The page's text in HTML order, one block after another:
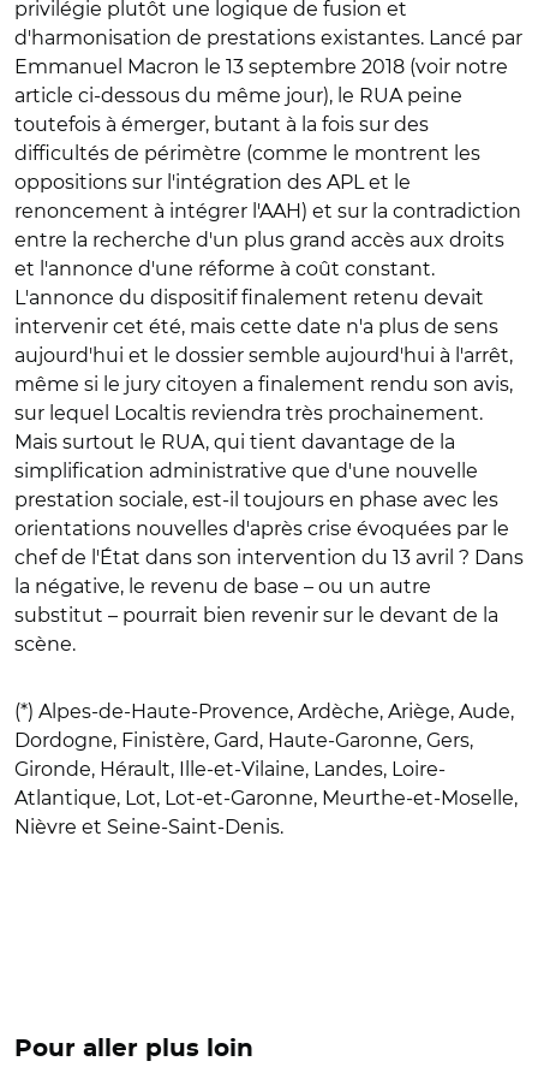
privilégie plutôt une logique de fusion et
d'harmonisation de prestations existantes. Lancé par
Emmanuel Macron le 13 septembre 2018 (voir notre
article ci-dessous du même jour), le RUA peine
toutefois à émerger, butant à la fois sur des
difficultés de périmètre (comme le montrent les
oppositions sur l'intégration des APL et le
renoncement à intégrer l'AAH) et sur la contradiction
entre la recherche d'un plus grand accès aux droits
et l'annonce d'une réforme à coût constant.
L'annonce du dispositif finalement retenu devait
intervenir cet été, mais cette date n'a plus de sens
aujourd'hui et le dossier semble aujourd'hui à l'arrêt,
même si le jury citoyen a finalement rendu son avis,
sur lequel Localtis reviendra très prochainement.
Mais surtout le RUA, qui tient davantage de la
simplification administrative que d'une nouvelle
prestation sociale, est-il toujours en phase avec les
orientations nouvelles d'après crise évoquées par le
chef de l'État dans son intervention du 13 avril ? Dans
la négative, le revenu de base – ou un autre
substitut – pourrait bien revenir sur le devant de la
scène.
(*) Alpes-de-Haute-Provence, Ardèche, Ariège, Aude,
Dordogne, Finistère, Gard, Haute-Garonne, Gers,
Gironde, Hérault, Ille-et-Vilaine, Landes, Loire-
Atlantique, Lot, Lot-et-Garonne, Meurthe-et-Moselle,
Nièvre et Seine-Saint-Denis.
Pour aller plus loin